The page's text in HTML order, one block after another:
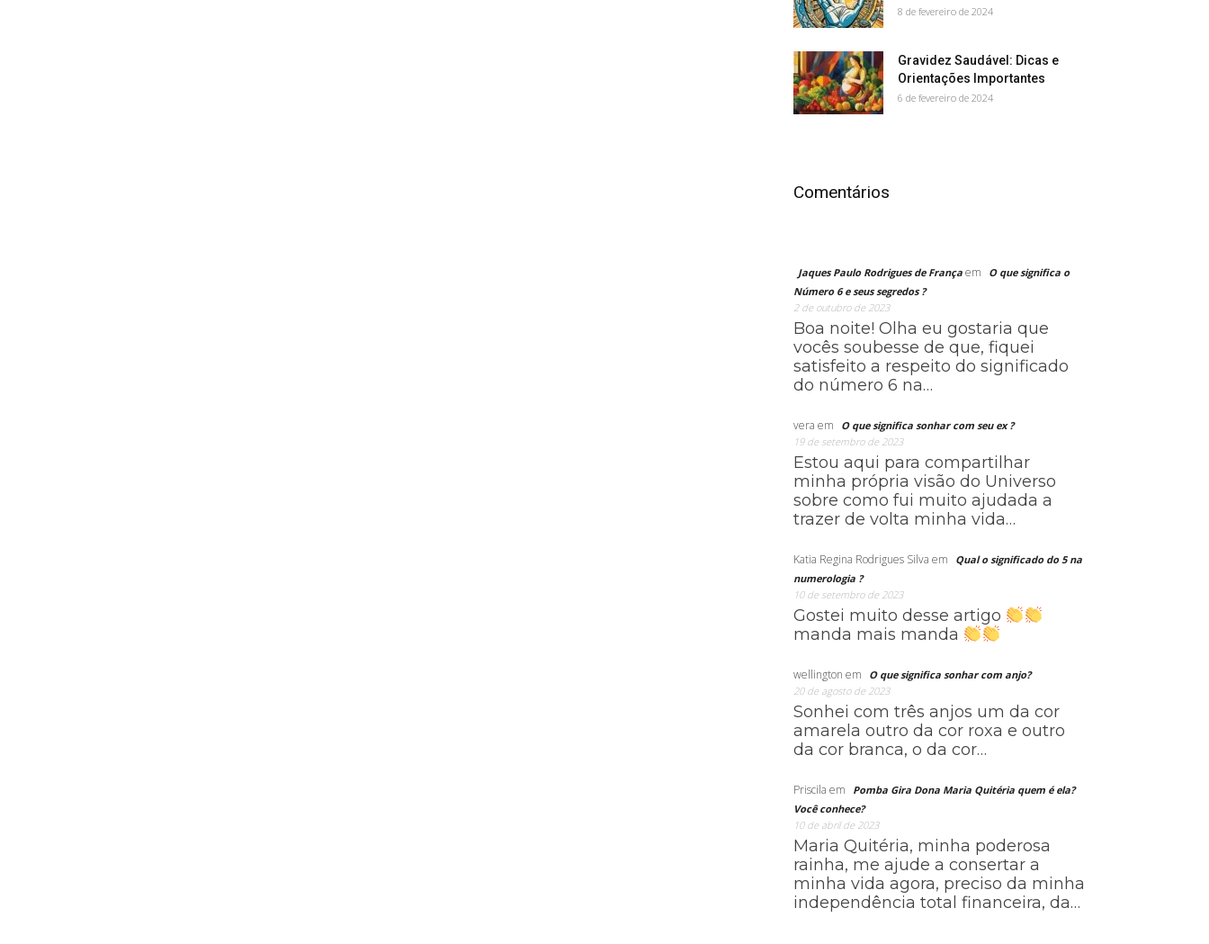
8 de fevereiro de 2024
Gravidez Saudável: Dicas e
Orientações Importantes
6 de fevereiro de 2024
Comentários
Jaques Paulo Rodrigues de França em
O que significa o
Número 6 e seus segredos ?
2 de outubro de 2023
Boa noite! Olha eu gostaria que
vocês soubesse de que, fiquei
satisfeito a respeito do significado
do número 6 na…
vera em
O que significa sonhar com seu ex ?
19 de setembro de 2023
Estou aqui para compartilhar
minha própria visão do Universo
sobre como fui muito ajudada a
trazer de volta minha vida…
Katia Regina Rodrigues Silva em
Qual o significado do 5 na
numerologia ?
10 de setembro de 2023
Gostei muito desse artigo
manda mais manda
wellington em
O que significa sonhar com anjo?
20 de agosto de 2023
Sonhei com três anjos um da cor
amarela outro da cor roxa e outro
da cor branca, o da cor…
Priscila em
Pomba Gira Dona Maria Quitéria quem é ela?
Você conhece?
10 de abril de 2023
Maria Quitéria, minha poderosa
rainha, me ajude a consertar a
minha vida agora, preciso da minha
independência total financeira, da…